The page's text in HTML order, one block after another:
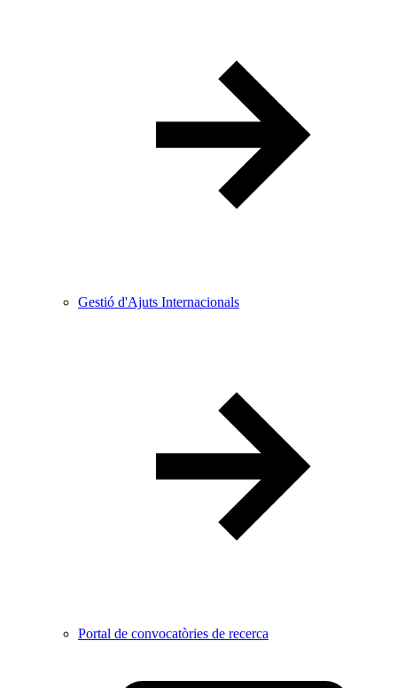
Gestió d'Ajuts Internacionals
Portal de convocatòries de recerca